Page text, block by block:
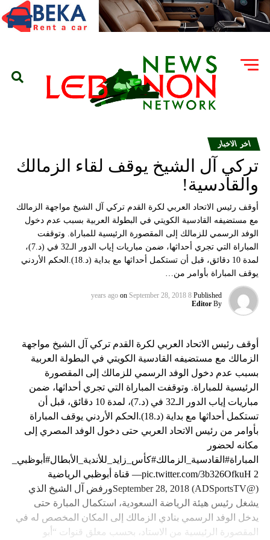
اخر الاخبار
تركي آل الشيخ يوقف لقاء الزمالك
والقادسية!
أوقف رئيس الاتحاد العربي لكرة القدم تركي آل الشيخ مواجهة الزمالك
مع مستضيفه القادسية الكويتي في البطولة العربية بسبب عدم دخول
الوفد الرسمي للزمالك إلى المقصورة الرئيسية للمباراة. وتوقفت
المباراة التي تجري أحداثها، ضمن مباريات إياب الدور الـ32 في (د.7)،
لمدة 10 دقائق، قبل أن تستكمل أحداثها مع بداية (د.18).الحكم الأردني
يوقف المباراة بأوامر من…
Published
8 years ago
on September 28, 2018
By
Editor
أوقف رئيس الاتحاد العربي لكرة القدم تركي آل الشيخ مواجهة
الزمالك مع مستضيفه القادسية الكويتي في البطولة العربية
بسبب عدم دخول الوفد الرسمي للزمالك إلى المقصورة
الرئيسية للمباراة. وتوقفت المباراة التي تجري أحداثها، ضمن
مباريات إياب الدور الـ32 في (د.7)، لمدة 10 دقائق، قبل أن
تستكمل أحداثها مع بداية (د.18).الحكم الأردني يوقف المباراة
بأوامر من رئيس الاتحاد العربي حتى دخول الوفد المصري إلى
مكانه لحضور
2 pic.twitter.com/3b326OfkuH— قناة أبوظبي الرياضية
(@ADSportsTV) September 28, 2018ورفض آل الشيخ الذي
يشغل رئيس هيئة الرياضة السعودية، استكمال المبارة حتى
يدخل الوفد الرسمي بنادي الزمالك إلى المكان المخصص له في
المقصورة الرئيسية من الاستاد، بحسب معلق قنوات “أبو